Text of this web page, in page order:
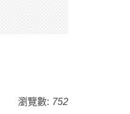
瀏覽數: 752